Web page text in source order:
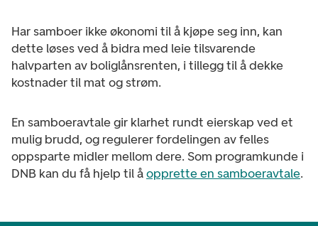
Har samboer ikke økonomi til å kjøpe seg inn, kan
dette løses ved å bidra med leie tilsvarende
halvparten av boliglånsrenten, i tillegg til å dekke
kostnader til mat og strøm.
En samboeravtale gir klarhet rundt eierskap ved et
mulig brudd, og regulerer fordelingen av felles
oppsparte midler mellom dere. Som programkunde i
DNB kan du få hjelp til åopprette en samboeravtale.